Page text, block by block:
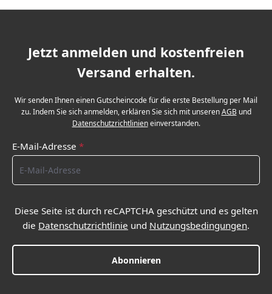
Jetzt anmelden und kostenfreien
Versand erhalten.
Wir senden Ihnen einen Gutscheincode für die erste Bestellung per Mail
zu. Indem Sie sich anmelden, erklären Sie sich mit unserenAGBund
Datenschutzrichtlinieneinverstanden.
E-Mail-Adresse *
Diese Seite ist durch reCAPTCHA geschützt und es gelten
die Datenschutzrichtlinie und Nutzungsbedingungen.
Abonnieren